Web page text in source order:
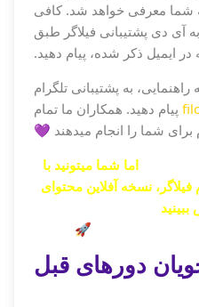
شما معرفی خواهد شد. کافی
آی دی پشتیبانی فیلاگر طبق
در ایمیل ذکر شده، پیام دهید.
به پشتیبانی تلگرام
پیام دهید. همکاران ما تمام
برای شما را انجام میدهند 💜
رسیده،اما شما میتونید با
فیلاگر، نسخه آفلاین محتوای
پیام بدید🚀.
دورهای قبل